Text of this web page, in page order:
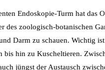
Endoskopie-Turm hat
des zoologisch-botanischen
Darm zu schauen. Wichtig
hin zu Kuscheltieren.
jüngst der Austausch